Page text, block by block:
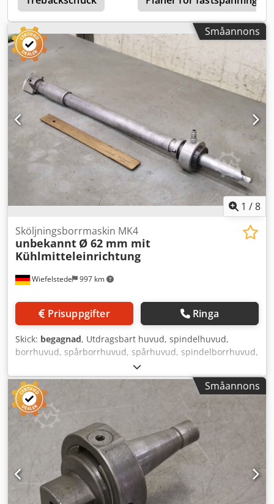
Småannons
1 /8
Wiefelstede 997 km
Sköljningsborrmaskin MK4
unbekannt Ø 62 mm mit
Kühlmitteleinrichtung
Prisuppgifter Ringa
Skick: begagnad, Utdragsbart huvud, spindelhuvud,
borrhuvud, spårborrhuvud, spårhuvud, spindelborrhuvud,
upprymningshuvud, spindelverktyg, skalborr, skärhuvud
Dwodpsk Hdtxjfx Acgja - Skalborr: Borrhuvud/skärhuvud
med kylmedelsanordning - Borrdiameter: 62 mm - Fäste:
MK4 - Mått: 740/76/107 mm - Vikt: 5,4 kg
Småannons